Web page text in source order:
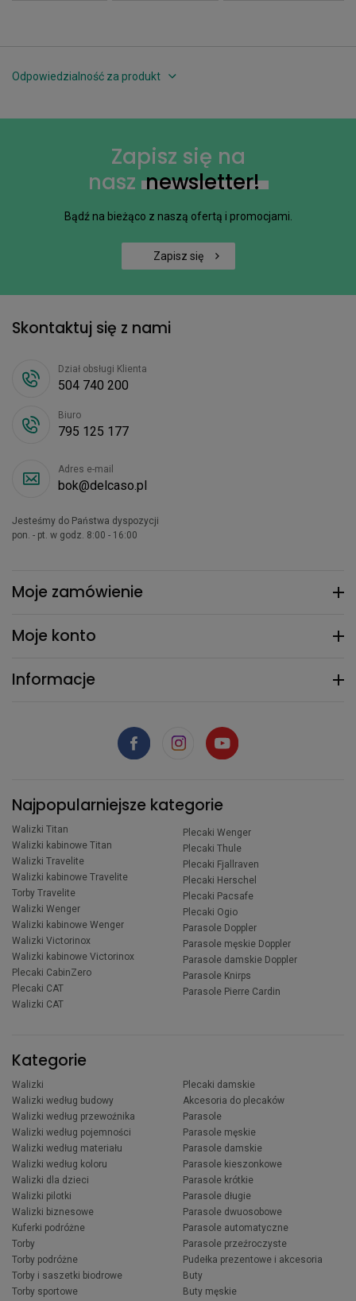
Odpowiedzialność za produkt
Zapisz się na
nasz newsletter!
Bądź na bieżąco z naszą ofertą i promocjami.
Zapisz się
Moje zamówienie
Moje konto
Informacje
Skontaktuj się z nami
Dział obsługi Klienta
504 740 200
Biuro
795 125 177
Adres e-mail
bok@delcaso.pl
Jesteśmy do Państwa dyspozycji
pon. - pt. w godz. 8:00 - 16:00
Najpopularniejsze kategorie
Walizki Titan
Walizki kabinowe Titan
Walizki Travelite
Walizki kabinowe Travelite
Torby Travelite
Walizki Wenger
Walizki kabinowe Wenger
Walizki Victorinox
Walizki kabinowe Victorinox
Plecaki CabinZero
Plecaki CAT
Walizki CAT
Plecaki Wenger
Plecaki Thule
Plecaki Fjallraven
Plecaki Herschel
Plecaki Pacsafe
Plecaki Ogio
Parasole Doppler
Parasole męskie Doppler
Parasole damskie Doppler
Parasole Knirps
Parasole Pierre Cardin
Kategorie
Walizki
Walizki według budowy
Walizki według przewoźnika
Walizki według pojemności
Walizki według materiału
Walizki według koloru
Walizki dla dzieci
Walizki pilotki
Walizki biznesowe
Kuferki podróżne
Torby
Torby podróżne
Torby i saszetki biodrowe
Torby sportowe
Plecaki damskie
Akcesoria do plecaków
Parasole
Parasole męskie
Parasole damskie
Parasole kieszonkowe
Parasole krótkie
Parasole długie
Parasole dwuosobowe
Parasole automatyczne
Parasole przeźroczyste
Pudełka prezentowe i akcesoria
Buty
Buty męskie